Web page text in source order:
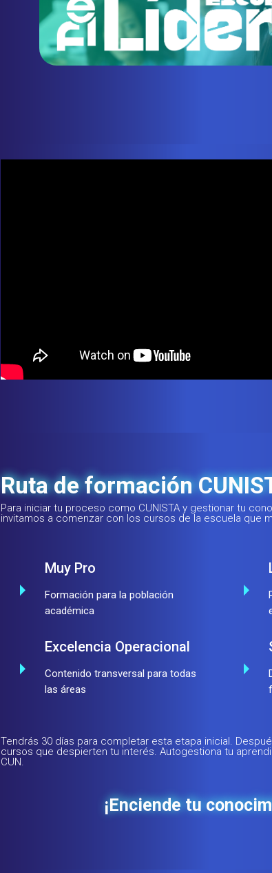
Ruta de formación
Para iniciar tu proceso como CUNISTA y gestionar tu
invitamos a comenzar con los cursos de la escuela que
Muy Pro
Formación para la población
académica
Excelencia Operacional
Contenido transversal para todas
las áreas
Tendrás 30 días para completar esta etapa inicial.
cursos que despierten tu interés. Autogestiona tu
CUN.
¡Enciende tu